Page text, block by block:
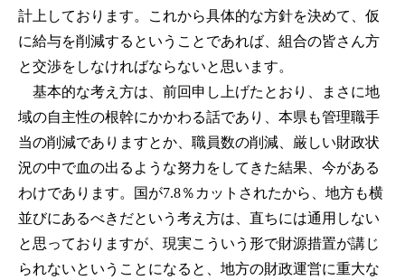
計上しております。これから具体的な方針を決めて、仮
に給与を削減するということであれば、組合の皆さん方
と交渉をしなければならないと思います。
基本的な考え方は、前回申し上げたとおり、まさに地
域の自主性の根幹にかかわる話であり、本県も管理職手
当の削減でありますとか、職員数の削減、厳しい財政状
況の中で血の出るような努力をしてきた結果、今がある
わけであります。国が7.8％カットされたから、地方も横
並びにあるべきだという考え方は、直ちには通用しない
と思っておりますが、現実こういう形で財源措置が講じ
られないということになると、地方の財政運営に重大な